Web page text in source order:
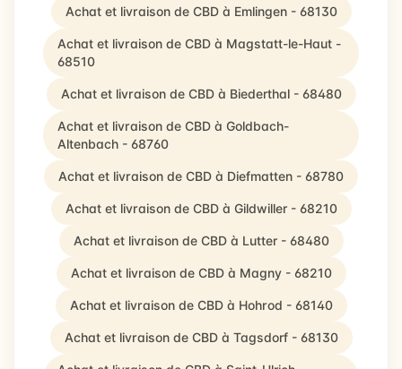
Achat et livraison de CBD à Emlingen - 68130
Achat et livraison de CBD à Magstatt-le-Haut -
68510
Achat et livraison de CBD à Biederthal - 68480
Achat et livraison de CBD à Goldbach-
Altenbach - 68760
Achat et livraison de CBD à Diefmatten - 68780
Achat et livraison de CBD à Gildwiller - 68210
Achat et livraison de CBD à Lutter - 68480
Achat et livraison de CBD à Magny - 68210
Achat et livraison de CBD à Hohrod - 68140
Achat et livraison de CBD à Tagsdorf - 68130